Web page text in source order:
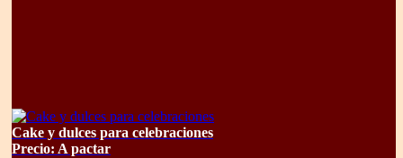
Cake y dulces para celebraciones
Precio: A pactar